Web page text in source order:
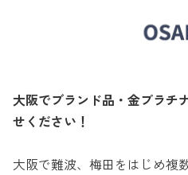
大阪でブランド品・金プラチ
せください！
大阪で難波、梅田をはじめ複